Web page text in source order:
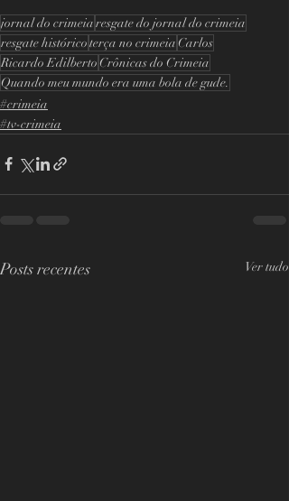
jornal do crimeiaresgate do jornal do crimeia
resgate históricoterça no crimeiaCarlos
Ricardo EdilbertoCrônicas do Crimeia
Quando meu mundo era uma bola de gude.
#crimeia
#tv-crimeia
Posts recentes Ver tudo